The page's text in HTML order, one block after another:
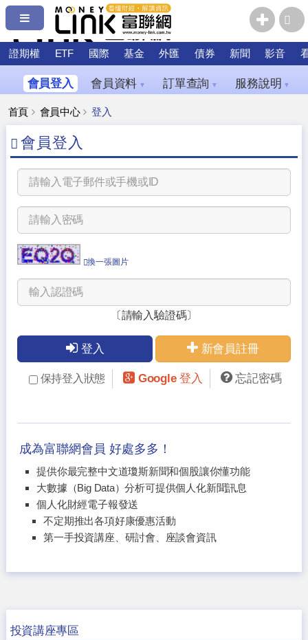
證期權 ETF 國際 基金 外匯 債券 新聞 影音
會員登入 會員資料 ▼ 訂單查詢 ▼ 服務說明 ▼
首頁 會員中心 登入
會員登入
換一張圖片
〔請輸入驗證碼〕
登入 新會員註冊
保持登入狀態 Google 登入 忘記密碼
成為富聯網會員 好處多多！
提供你最完整中文道瓊斯新聞和個股讓你懂功能
大數據（Big Data）分析可提供個人化新聞訊息
個人化財經電子報發送
不定期推出各項好康優惠活動
第一手投資講座、研討會、座談會資訊
投資講座專區